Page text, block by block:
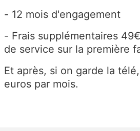
- 12 mois d'engagement
- Frais supplémentaires
de service sur la première
Et après, si on garde la
euros par mois.